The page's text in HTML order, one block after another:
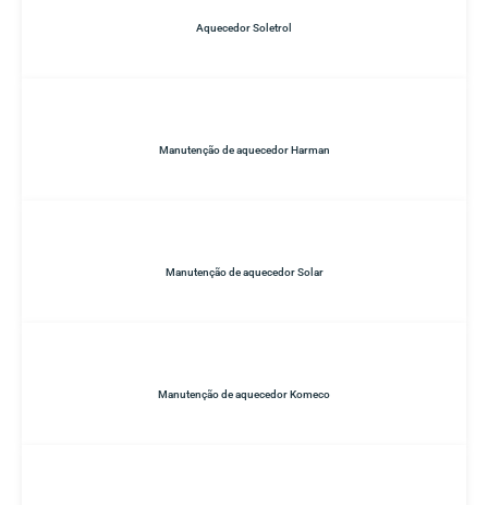
Aquecedor Soletrol
Manutenção de aquecedor Harman
Manutenção de aquecedor Solar
Manutenção de aquecedor Komeco